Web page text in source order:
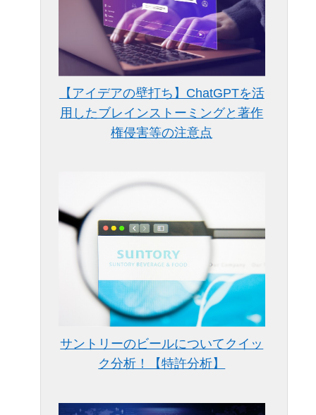
【アイデアの壁打ち】ChatGPTを活
用したブレインストーミングと著作
権侵害等の注意点
サントリーのビールについてクイッ
ク分析！【特許分析】